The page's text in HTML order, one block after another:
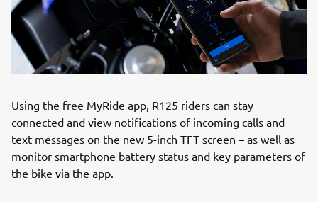
Using the free MyRide app, R125 riders can stay
connected and view notifications of incoming calls and
text messages on the new 5-inch TFT screen – as well as
monitor smartphone battery status and key parameters of
the bike via the app.